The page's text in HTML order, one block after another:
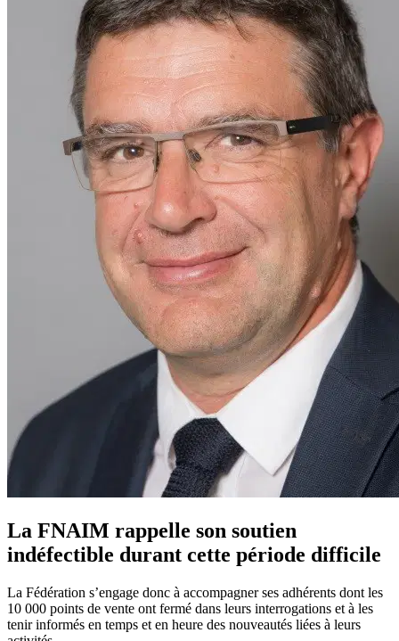
La FNAIM rappelle son soutien
indéfectible durant cette période difficile
La Fédération s’engage donc à accompagner ses adhérents dont les
10 000 points de vente ont fermé dans leurs interrogations et à les
tenir informés en temps et en heure des nouveautés liées à leurs